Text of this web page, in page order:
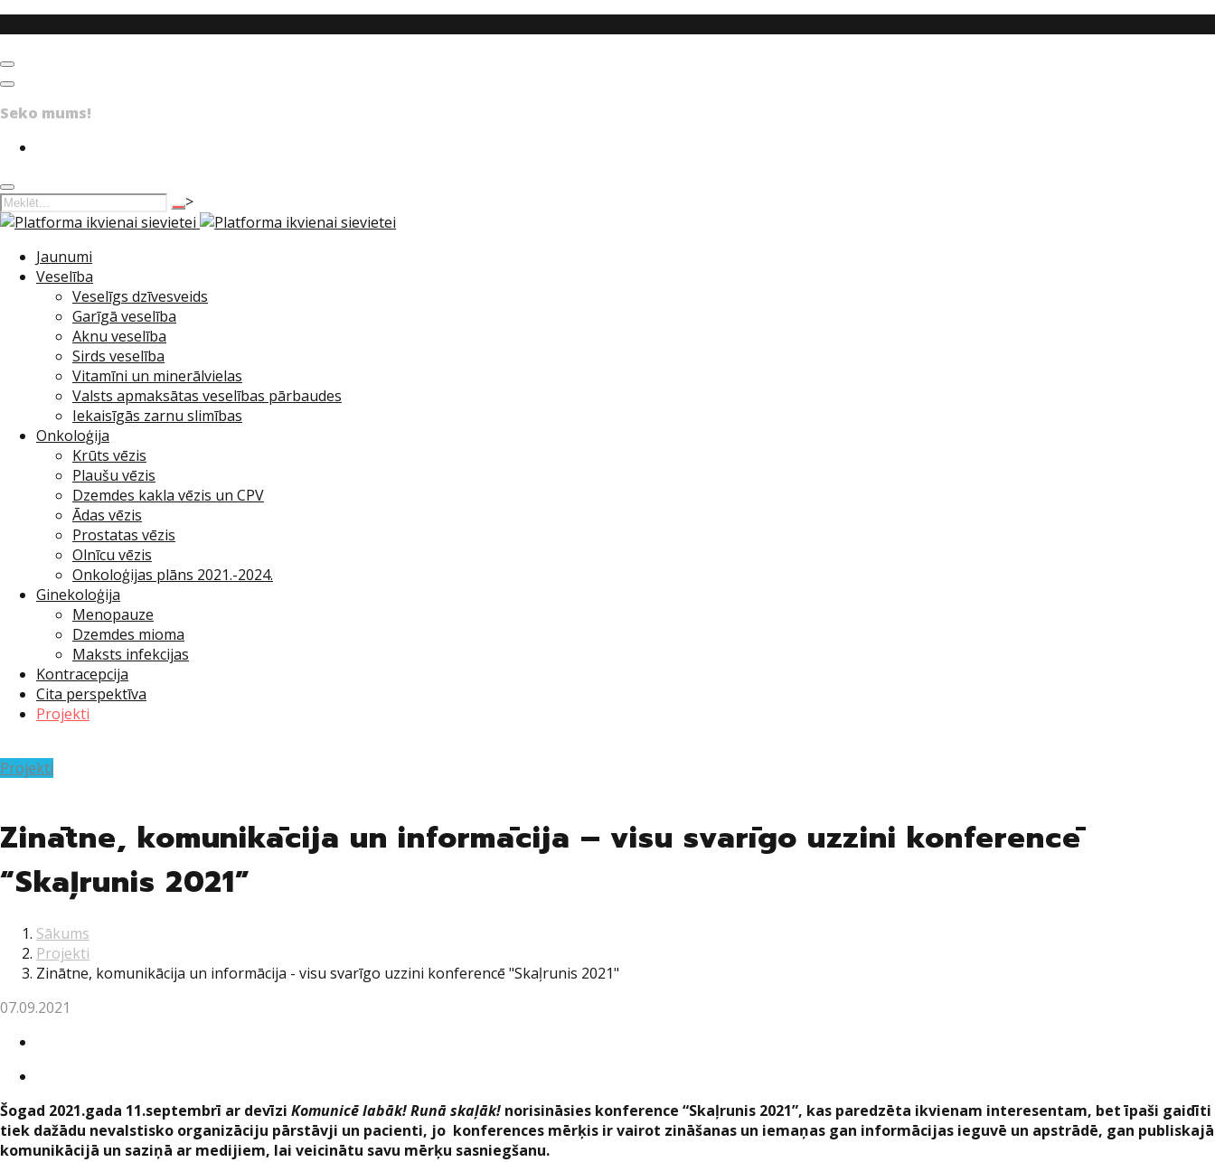
Menu
Social networks
Seko mums!
Search >
Jaunumi
Veselība
Veselīgs dzīvesveids
Garīgā veselība
Aknu veselība
Sirds veselība
Vitamīni un minerālvielas
Valsts apmaksātas veselības pārbaudes
Iekaisīgās zarnu slimības
Onkoloģija
Krūts vēzis
Plaušu vēzis
Dzemdes kakla vēzis un CPV
Ādas vēzis
Prostatas vēzis
Olnīcu vēzis
Onkoloģijas plāns 2021.-2024.
Ginekoloģija
Menopauze
Dzemdes mioma
Maksts infekcijas
Kontracepcija
Cita perspektīva
Projekti
Projekti
Zinātne, komunikācija un informācija – visu svarīgo uzzini konferencē
“Skaļrunis 2021”
Sākums
Projekti
Zinātne, komunikācija un informācija - visu svarīgo uzzini konferencē "Skaļrunis 2021"
07.09.2021
Šogad 2021.gada 11.septembrī ar devīzi Komunicē labāk! Runā skaļāk! norisināsies konference “Skaļrunis 2021”, kas paredzēta ikvienam interesentam, bet īpaši gaidīti
tiek dažādu nevalstisko organizāciju pārstāvji un pacienti, jo konferences mērķis ir vairot zināšanas un iemaņas gan informācijas ieguvē un apstrādē, gan publiskajā
komunikācijā un saziņā ar medijiem, lai veicinātu savu mērķu sasniegšanu.